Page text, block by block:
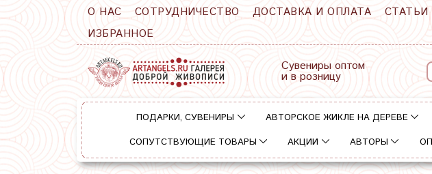
О НАС СОТРУДНИЧЕСТВО ДОСТАВКА И ОПЛАТА СТАТЬИ
ИЗБРАННОЕ
Сувениры оптом
и в розницу
ПОДАРКИ, СУВЕНИРЫ АВТОРСКОЕ ЖИКЛЕ НА ДЕРЕВЕ
СОПУТСТВУЮЩИЕ ТОВАРЫ
АКЦИИ АВТОРЫ